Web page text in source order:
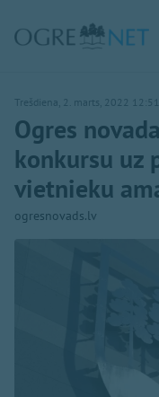
Trešdiena, 2. marts, 2022 12:51
Ogres
konkursu uz
vietnieku
ogresnovads.lv